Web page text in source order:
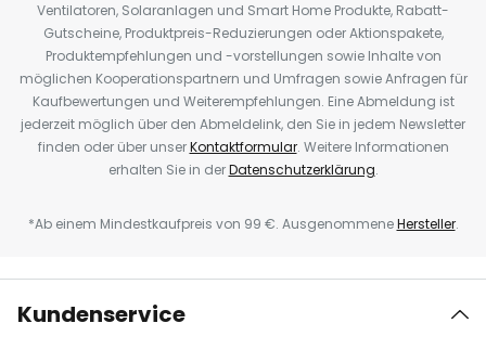
Ventilatoren, Solaranlagen und Smart Home Produkte, Rabatt-
Gutscheine, Produktpreis-Reduzierungen oder Aktionspakete,
Produktempfehlungen und -vorstellungen sowie Inhalte von
möglichen Kooperationspartnern und Umfragen sowie Anfragen für
Kaufbewertungen und Weiterempfehlungen. Eine Abmeldung ist
jederzeit möglich über den Abmeldelink, den Sie in jedem Newsletter
finden oder über unserKontaktformular. Weitere Informationen
erhalten Sie in derDatenschutzerklärung.
*Ab einem Mindestkaufpreis von 99 €. AusgenommeneHersteller.
Kundenservice